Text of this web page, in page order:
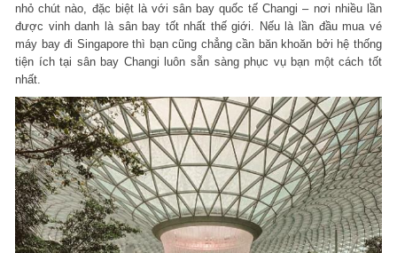
nhỏ chút nào, đặc biệt là với sân bay quốc tế Changi – nơi nhiều lần
được vinh danh là sân bay tốt nhất thế giới. Nếu là lần đầu mua vé
máy bay đi Singapore thì bạn cũng chẳng cần băn khoăn bởi hệ thống
tiện ích tại sân bay Changi luôn sẵn sàng phục vụ bạn một cách tốt
nhất.